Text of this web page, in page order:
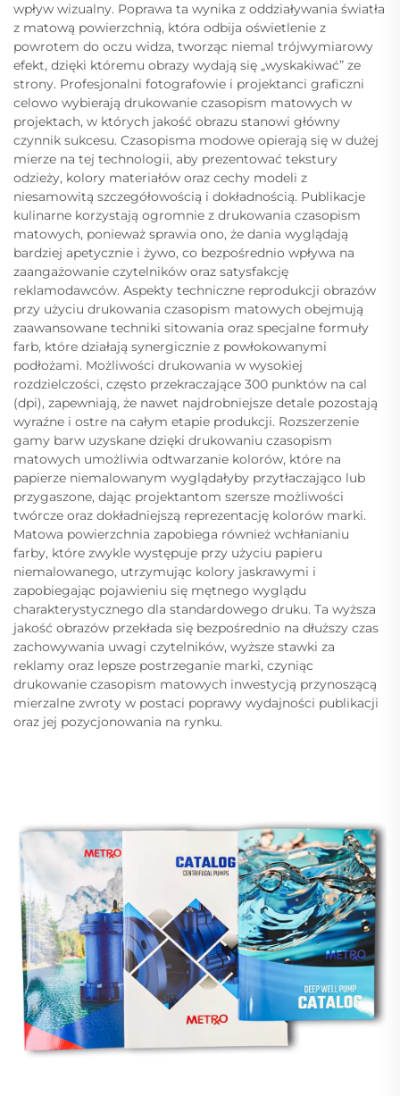
wpływ wizualny. Poprawa ta wynika z oddziaływania światła
z matową powierzchnią, która odbija oświetlenie z
powrotem do oczu widza, tworząc niemal trójwymiarowy
efekt, dzięki któremu obrazy wydają się „wyskakiwać” ze
strony. Profesjonalni fotografowie i projektanci graficzni
celowo wybierają drukowanie czasopism matowych w
projektach, w których jakość obrazu stanowi główny
czynnik sukcesu. Czasopisma modowe opierają się w dużej
mierze na tej technologii, aby prezentować tekstury
odzieży, kolory materiałów oraz cechy modeli z
niesamowitą szczegółowością i dokładnością. Publikacje
kulinarne korzystają ogromnie z drukowania czasopism
matowych, ponieważ sprawia ono, że dania wyglądają
bardziej apetycznie i żywo, co bezpośrednio wpływa na
zaangażowanie czytelników oraz satysfakcję
reklamodawców. Aspekty techniczne reprodukcji obrazów
przy użyciu drukowania czasopism matowych obejmują
zaawansowane techniki sitowania oraz specjalne formuły
farb, które działają synergicznie z powłokowanymi
podłożami. Możliwości drukowania w wysokiej
rozdzielczości, często przekraczające 300 punktów na cal
(dpi), zapewniają, że nawet najdrobniejsze detale pozostają
wyraźne i ostre na całym etapie produkcji. Rozszerzenie
gamy barw uzyskane dzięki drukowaniu czasopism
matowych umożliwia odtwarzanie kolorów, które na
papierze niemalowanym wyglądałyby przytłaczająco lub
przygaszone, dając projektantom szersze możliwości
twórcze oraz dokładniejszą reprezentację kolorów marki.
Matowa powierzchnia zapobiega również wchłanianiu
farby, które zwykle występuje przy użyciu papieru
niemalowanego, utrzymując kolory jaskrawymi i
zapobiegając pojawieniu się mętnego wyglądu
charakterystycznego dla standardowego druku. Ta wyższa
jakość obrazów przekłada się bezpośrednio na dłuższy czas
zachowywania uwagi czytelników, wyższe stawki za
reklamy oraz lepsze postrzeganie marki, czyniąc
drukowanie czasopism matowych inwestycją przynoszącą
mierzalne zwroty w postaci poprawy wydajności publikacji
oraz jej pozycjonowania na rynku.